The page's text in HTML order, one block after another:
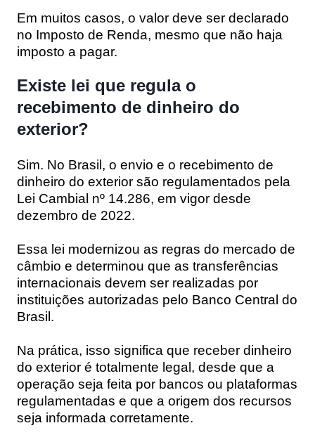
Em muitos casos, o valor deve ser declarado
no Imposto de Renda, mesmo que não haja
imposto a pagar.
Existe lei que regula o
recebimento de dinheiro do
exterior?
Sim. No Brasil, o envio e o recebimento de
dinheiro do exterior são regulamentados pela
Lei Cambial nº 14.286, em vigor desde
dezembro de 2022.
Essa lei modernizou as regras do mercado de
câmbio e determinou que as transferências
internacionais devem ser realizadas por
instituições autorizadas pelo Banco Central do
Brasil.
Na prática, isso significa que receber dinheiro
do exterior é totalmente legal, desde que a
operação seja feita por bancos ou plataformas
regulamentadas e que a origem dos recursos
seja informada corretamente.